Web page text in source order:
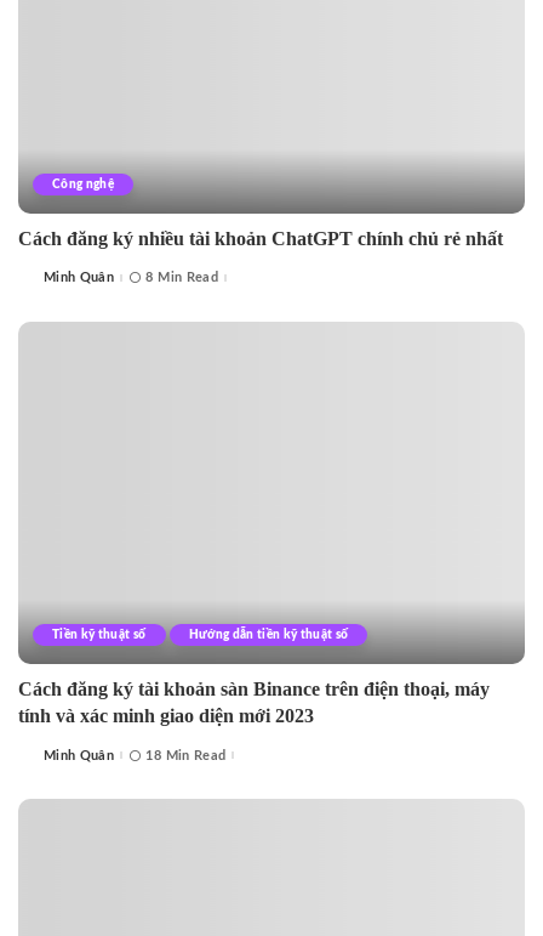
Công nghệ
Cách đăng ký nhiều tài khoản ChatGPT chính chủ rẻ nhất
PostedMinh Quân 8 Min Read
Tiền kỹ thuật số Hướng dẫn tiền kỹ thuật số
Cách đăng ký tài khoản sàn Binance trên điện thoại, máy
tính và xác minh giao diện mới 2023
PostedMinh Quân 18 Min Read